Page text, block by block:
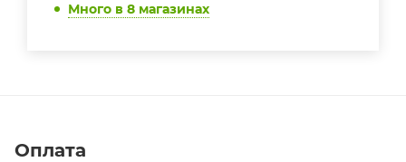
Много в 8 магазинах
Оплата